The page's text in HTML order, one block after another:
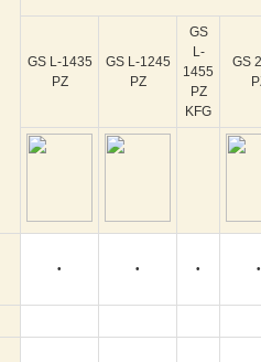
GS L-1435
PZ
GS L-1245
PZ
GS
L-
1455
PZ
KFG
GS
• • • •